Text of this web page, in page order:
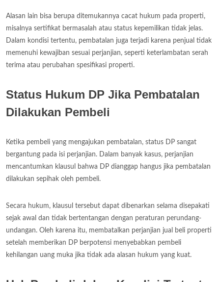
Alasan lain bisa berupa ditemukannya cacat hukum pada properti,
misalnya sertifikat bermasalah atau status kepemilikan tidak jelas.
Dalam kondisi tertentu, pembatalan juga terjadi karena penjual tidak
memenuhi kewajiban sesuai perjanjian, seperti keterlambatan serah
terima atau perubahan spesifikasi properti.
Status Hukum DP Jika Pembatalan
Dilakukan Pembeli
Ketika pembeli yang mengajukan pembatalan, status DP sangat
bergantung pada isi perjanjian. Dalam banyak kasus, perjanjian
mencantumkan klausul bahwa DP dianggap hangus jika pembatalan
dilakukan sepihak oleh pembeli.
Secara hukum, klausul tersebut dapat dibenarkan selama disepakati
sejak awal dan tidak bertentangan dengan peraturan perundang-
undangan. Oleh karena itu, membatalkan perjanjian jual beli properti
setelah memberikan DP berpotensi menyebabkan pembeli
kehilangan uang muka jika tidak ada alasan hukum yang kuat.